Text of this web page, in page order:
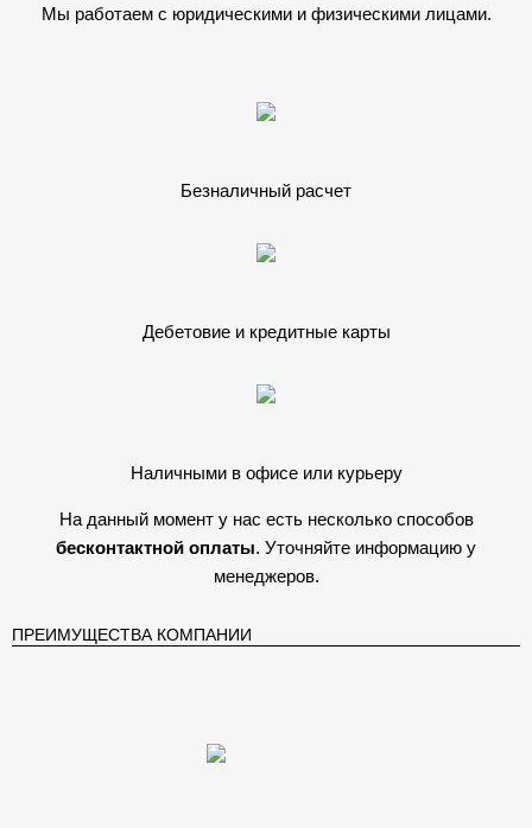
Мы работаем с юридическими и физическими лицами.
Безналичный расчет
Дебетовие и кредитные карты
Наличными в офисе или курьеру
На данный момент у нас есть несколько способов
бесконтактной оплаты. Уточняйте информацию у
менеджеров.
ПРЕИМУЩЕСТВА КОМПАНИИ